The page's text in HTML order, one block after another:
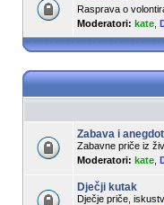
Rasprava o
Moderatori: kate
Zabava i
Zabavne priče iz
Moderatori: kate
Dječji kutak
Dječje priče,